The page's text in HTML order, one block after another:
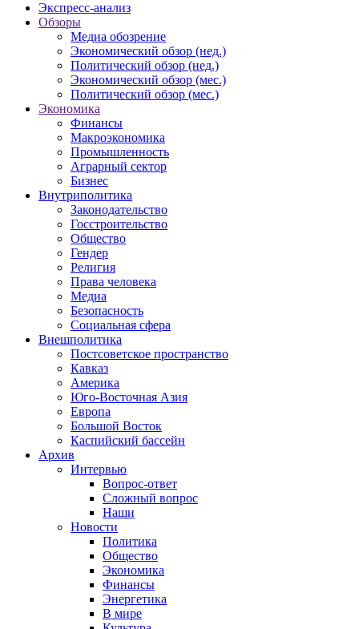
Экспресс-анализ
Обзоры
Медиа обозрение
Экономический обзор (нед.)
Политический обзор (нед.)
Экономический обзор (мес.)
Политический обзор (мес.)
Экономика
Финансы
Макроэкономика
Промышленность
Аграрный сектор
Бизнес
Внутриполитика
Законодательство
Госстроительство
Общество
Гендер
Религия
Права человека
Медиа
Безопасность
Социальная сфера
Внешполитика
Постсоветское пространство
Кавказ
Америка
Юго-Восточная Азия
Европа
Большой Восток
Каспийский бассейн
Архив
Интервью
Вопрос-ответ
Сложный вопрос
Наши
Новости
Политика
Общество
Экономика
Финансы
Энергетика
В мире